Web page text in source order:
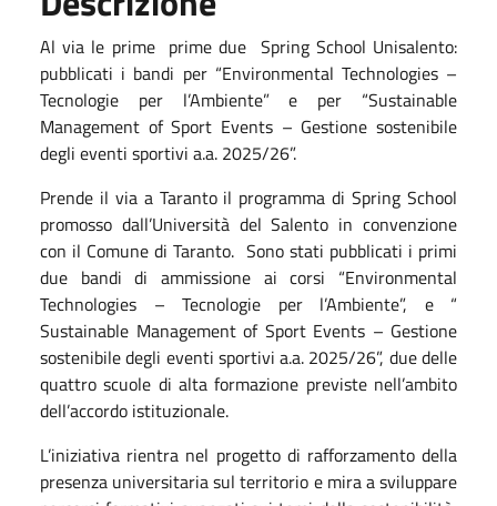
Al via le prime prime due Spring School Unisalento:
pubblicati i bandi per “Environmental Technologies –
Tecnologie per l’Ambiente” e per “Sustainable
Management of Sport Events – Gestione sostenibile
degli eventi sportivi a.a. 2025/26”.
Prende il via a Taranto il programma di Spring School
promosso dall’Università del Salento in convenzione
con il Comune di Taranto. Sono stati pubblicati i primi
due bandi di ammissione ai corsi “Environmental
Technologies – Tecnologie per l’Ambiente”, e “
Sustainable Management of Sport Events – Gestione
sostenibile degli eventi sportivi a.a. 2025/26”, due delle
quattro scuole di alta formazione previste nell’ambito
dell’accordo istituzionale.
L’iniziativa rientra nel progetto di rafforzamento della
presenza universitaria sul territorio e mira a sviluppare